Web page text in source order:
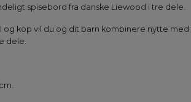
spisebord fra danske Liewood i tre dele.
og kop vil du og dit barn kombinere nytte
dele.